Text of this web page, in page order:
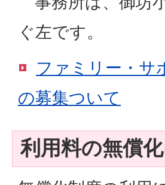
ぐ左です。
ファミリー・サ
の募集ついて
利用料の無償